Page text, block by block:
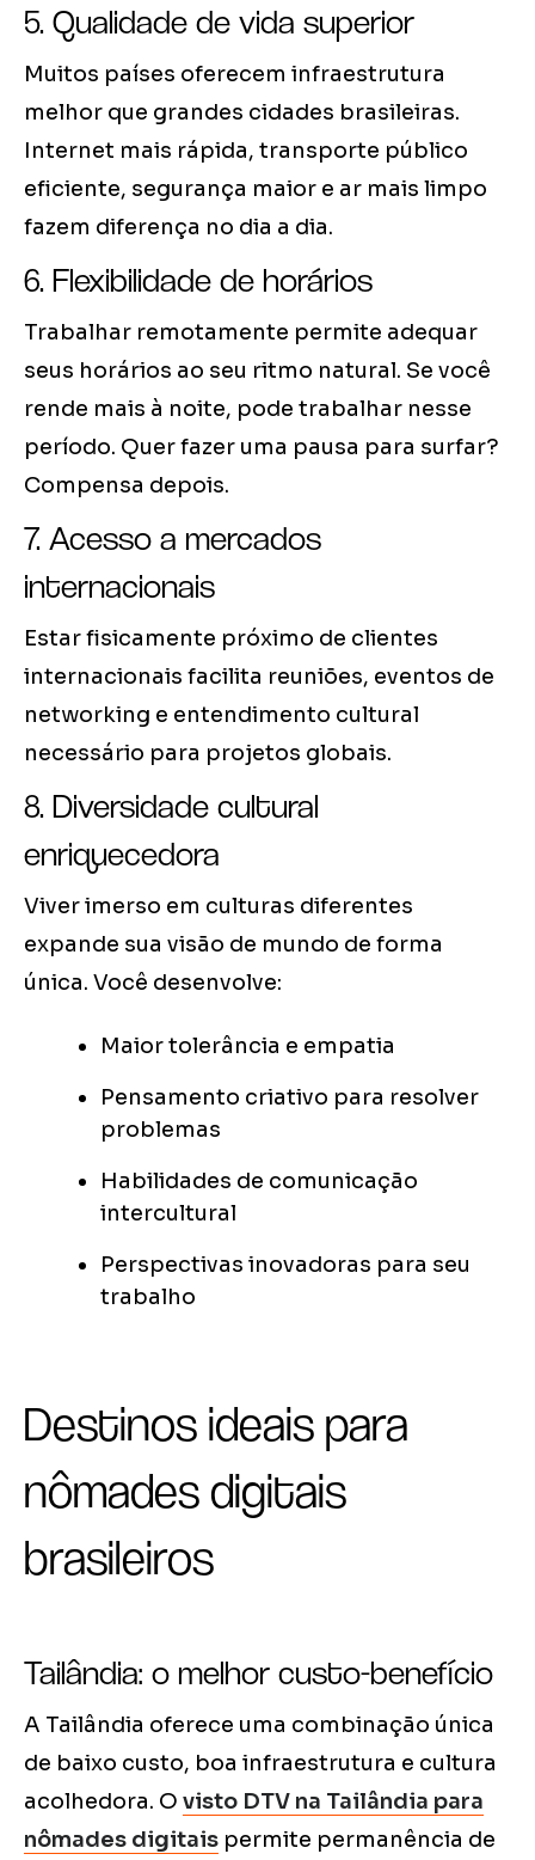
5. Qualidade de vida superior
Muitos países oferecem infraestrutura
melhor que grandes cidades brasileiras.
Internet mais rápida, transporte público
eficiente, segurança maior e ar mais limpo
fazem diferença no dia a dia.
6. Flexibilidade de horários
Trabalhar remotamente permite adequar
seus horários ao seu ritmo natural. Se você
rende mais à noite, pode trabalhar nesse
período. Quer fazer uma pausa para surfar?
Compensa depois.
7. Acesso a mercados
internacionais
Estar fisicamente próximo de clientes
internacionais facilita reuniões, eventos de
networking e entendimento cultural
necessário para projetos globais.
8. Diversidade cultural
enriquecedora
Viver imerso em culturas diferentes
expande sua visão de mundo de forma
única. Você desenvolve:
Maior tolerância e empatia
Pensamento criativo para resolver
problemas
Habilidades de comunicação
intercultural
Perspectivas inovadoras para seu
trabalho
Destinos ideais para
nômades digitais
brasileiros
Tailândia: o melhor custo-benefício
A Tailândia oferece uma combinação única
de baixo custo, boa infraestrutura e cultura
acolhedora. O visto DTV na Tailândia para
nômades digitais permite permanência de